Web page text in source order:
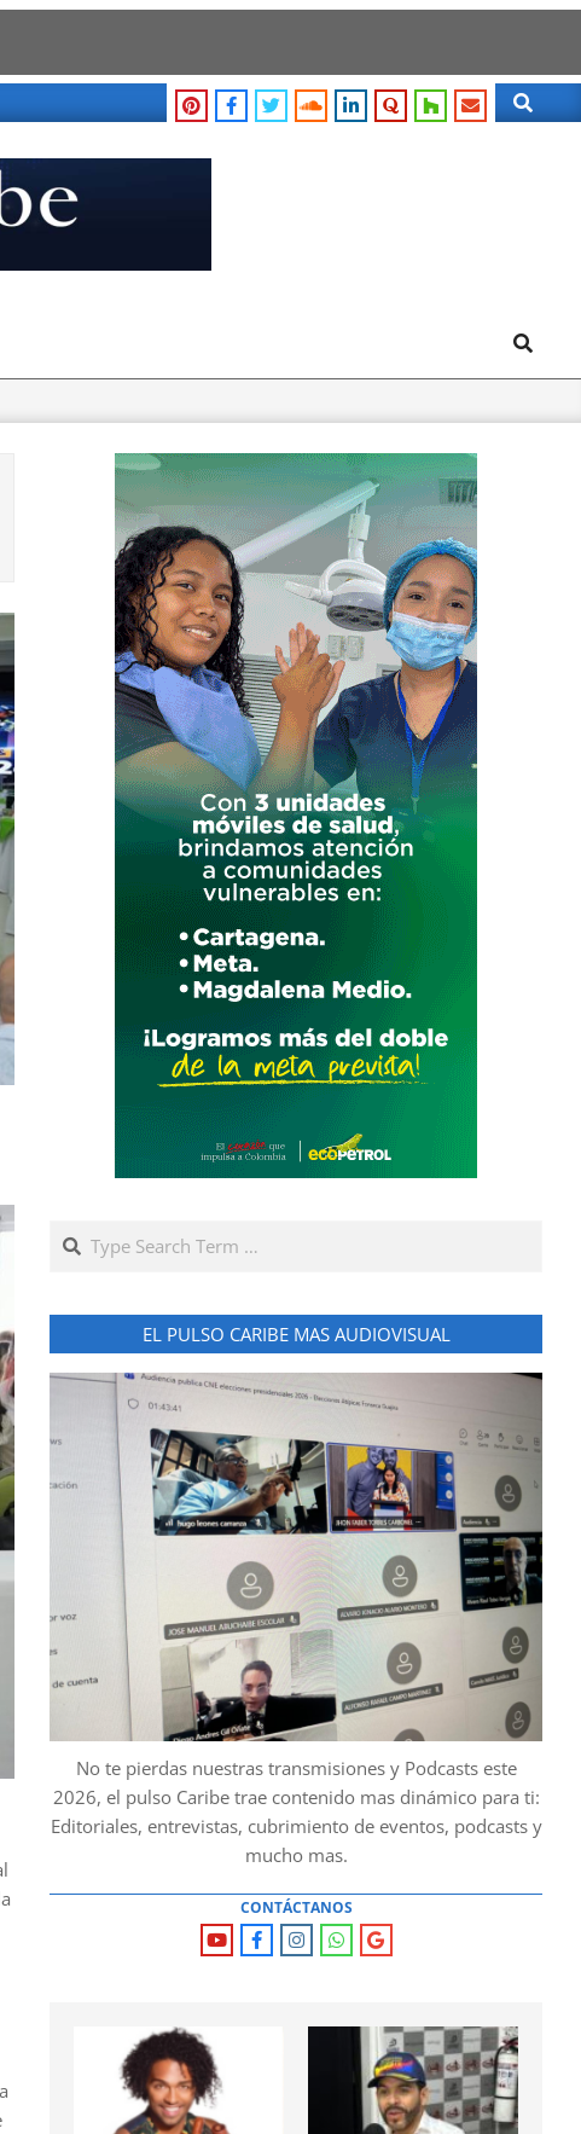
Search
Search
Search
EL PULSO CARIBE MAS AUDIOVISUAL
No te pierdas nuestras transmisiones y Podcasts este
2026, el pulso Caribe trae contenido mas dinámico para ti:
Editoriales, entrevistas, cubrimiento de eventos, podcasts y
mucho mas.
CONTÁCTANOS